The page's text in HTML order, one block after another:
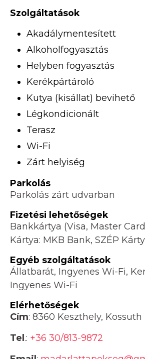
Szolgáltatások
Akadálymentesített
Alkoholfogyasztás
Helyben fogyasztás
Kerékpártároló
Kutya (kisállat) bevihető
Légkondicionált
Terasz
Wi-Fi
Zárt helyiség
Parkolás
Parkolás zárt udvarban
Fizetési lehetőségek
Bankkártya (Visa, Master
Kártya: MKB Bank, SZÉP
Egyéb szolgáltatások
Állatbarát, Ingyenes Wi-Fi,
Ingyenes Wi-Fi
Elérhetőségek
Cím: 8360 Keszthely, Kossuth
Tel .: +36 30/813-9872